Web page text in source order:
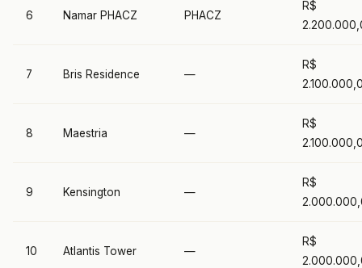
6 Namar PHACZ PHACZ
R$
7 Bris Residence —
R$
8 Maestria —
R$
9 Kensington —
R$
10 Atlantis Tower —
R$